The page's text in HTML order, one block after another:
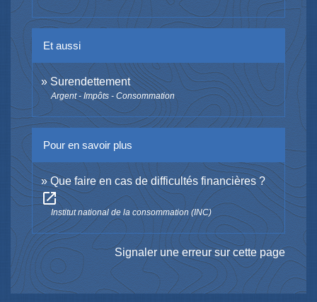
Et aussi
Surendettement
Argent - Impôts - Consommation
Pour en savoir plus
Que faire en cas de difficultés financières ?
open_in_new
Institut national de la consommation (INC)
Signaler une erreur sur cette page